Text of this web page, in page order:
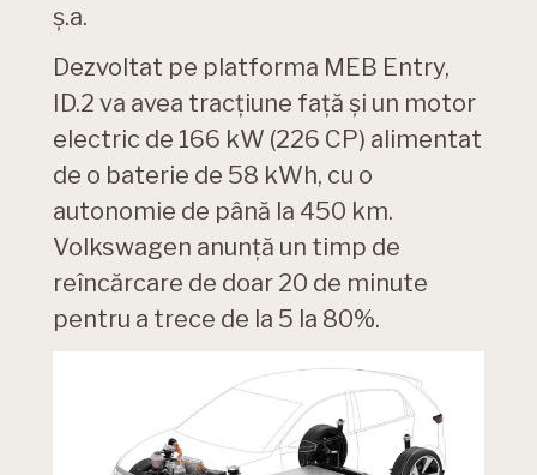
ș.a.
Dezvoltat pe platforma MEB Entry,
ID.2 va avea tracțiune față și un motor
electric de 166 kW (226 CP) alimentat
de o baterie de 58 kWh, cu o
autonomie de până la 450 km.
Volkswagen anunță un timp de
reîncărcare de doar 20 de minute
pentru a trece de la 5 la 80%.